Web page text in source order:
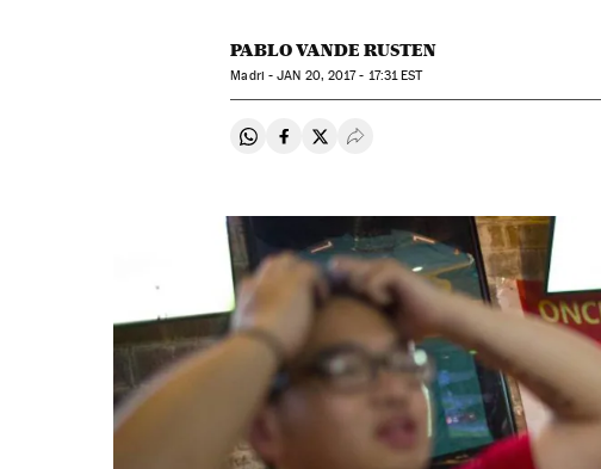
PABLO VANDE RUSTEN
Madri -JAN 20, 2017 - 17:31EST
Compartir en Whatsapp
Compartir en Facebook
Compartir en Twitter
Desplegar Redes Sociales